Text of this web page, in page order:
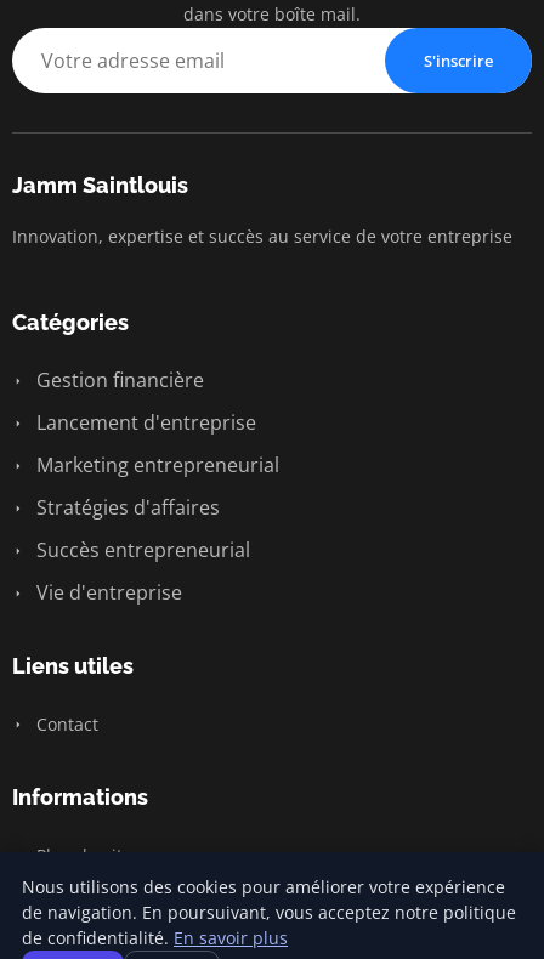
dans votre boîte mail.
S'inscrire
Jamm Saintlouis
Innovation, expertise et succès au service de votre entreprise
Catégories
Gestion financière
Lancement d'entreprise
Marketing entrepreneurial
Stratégies d'affaires
Succès entrepreneurial
Vie d'entreprise
Liens utiles
Contact
Informations
Plan du site
© 2026 Jamm Saintlouis. Tous droits réservés.
Nous utilisons des cookies pour améliorer votre expérience
de navigation. En poursuivant, vous acceptez notre politique
de confidentialité. En savoir plus